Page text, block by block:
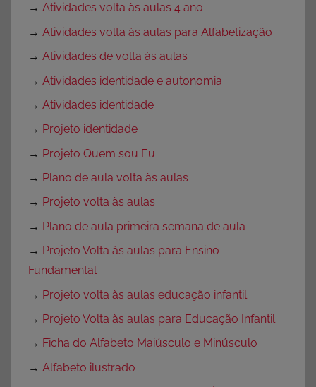
→ Atividades volta às aulas 4 ano
→ Atividades volta às aulas para Alfabetização
→ Atividades de volta às aulas
→ Atividades identidade e autonomia
→ Atividades identidade
→ Projeto identidade
→ Projeto Quem sou Eu
→ Plano de aula volta às aulas
→ Projeto volta às aulas
→ Plano de aula primeira semana de aula
→ Projeto Volta às aulas para Ensino
Fundamental
→ Projeto volta às aulas educação infantil
→ Projeto Volta às aulas para Educação Infantil
→ Ficha do Alfabeto Maiúsculo e Minúsculo
→ Alfabeto ilustrado